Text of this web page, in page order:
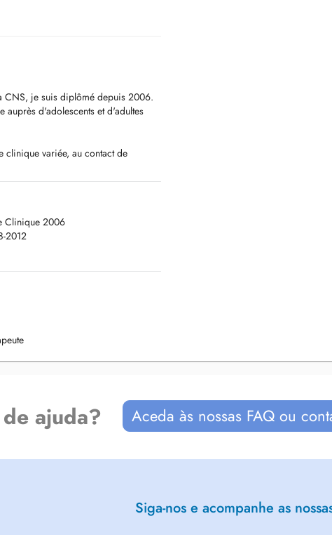
CNS, je suis diplômé depuis 2006.
auprès d'adolescents et d'adultes
clinique variée, au contact de
Mon orientation en psychothérapie
à l'approche systémique,
de couple. Ma pratique s'est
de la psychanalyse, ainsi que
des consultations
Clinique 2006
2012
ajuda? Aceda às nossas FAQ ou
Siga-nos e acompanhe as